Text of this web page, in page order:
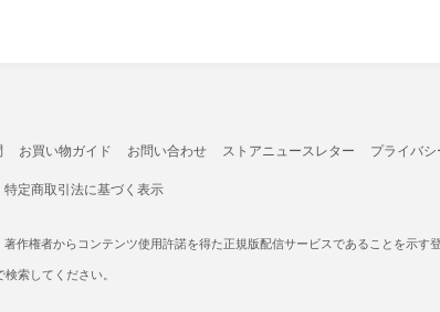
お買い物ガイド お問い合わせ ストアニュースレター プライバ
特定商取引法に基づく表示
作権者からコンテンツ使用許諾を得た正規版配信サービスであることを示す
索してください。